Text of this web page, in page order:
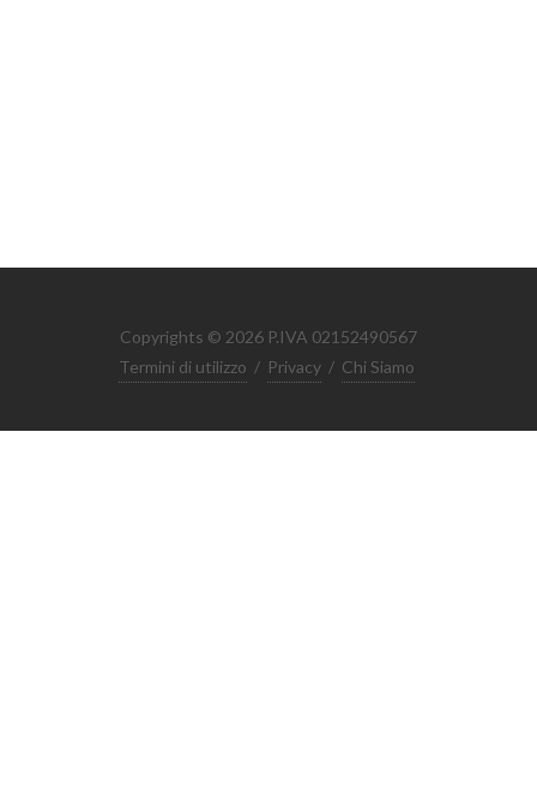
Copyrights © 2026 P.IVA 02152490567
Termini di utilizzo / Privacy / Chi Siamo